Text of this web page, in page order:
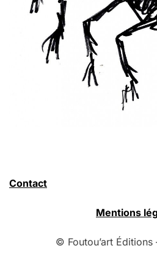
Contact
Mentions
© Foutou’art Éditions